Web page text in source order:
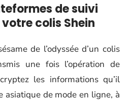
de suivi
colis Shein
de l’odyssée d’un colis
une fois l’opération de
les informations qu’il
asiatique de mode en ligne, à